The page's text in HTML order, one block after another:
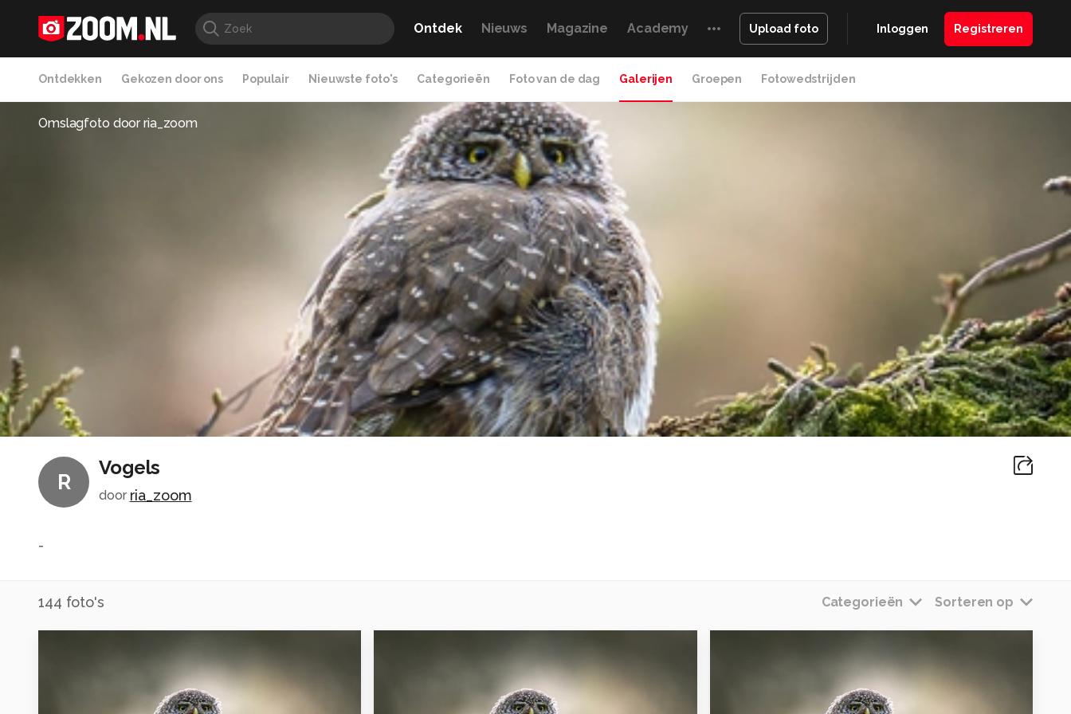
Ontdek Nieuws Magazine Academy Upload foto Inloggen Registreren
Ontdekken Gekozen door ons Populair Nieuwste foto's Categorieën Foto van de dag Galerijen Groepen Fotowedstrijden
Omslagfoto doorria_zoom
R
Vogels
door ria_zoom
-
144 foto's Categorieën Sorteren op